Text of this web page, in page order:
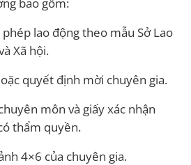
lao động theo mẫu Sở Lao
Xã hội.
quyết định mời chuyên gia.
môn và giấy xác nhận
thẩm quyền.
4×6 của chuyên gia.